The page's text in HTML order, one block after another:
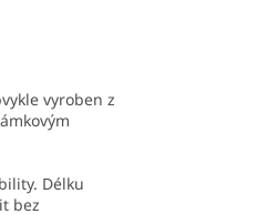
vyroben z
Délku
bez